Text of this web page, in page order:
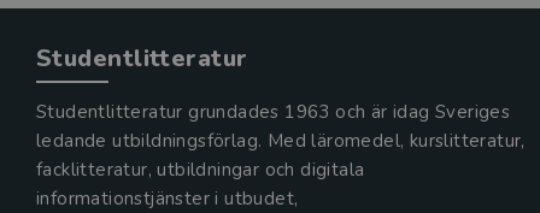
Studentlitteratur
Studentlitteratur grundades 1963 och är idag Sveriges
ledande utbildningsförlag. Med läromedel, kurslitteratur,
facklitteratur, utbildningar och digitala
informationstjänster i utbudet,